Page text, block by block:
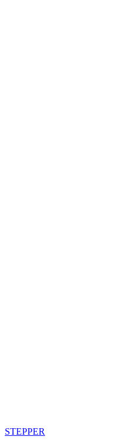
STEPPER